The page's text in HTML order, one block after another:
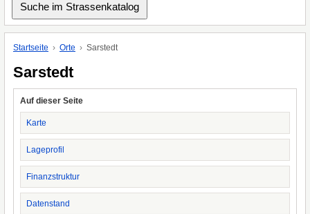
Startseite Orte Sarstedt
Sarstedt
Auf dieser Seite
Karte
Lageprofil
Finanzstruktur
Datenstand